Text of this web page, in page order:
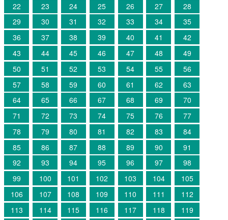
22
23 24 25 26 27
28
29
30 31 32 33 34
35
36
37 38 39 40 41
42
43
44 45 46 47 48
49
50
51 52 53 54 55
56
57
58 59 60 61 62
63
64
65 66 67 68 69
70
71
72 73 74 75 76
77
78
79 80 81 82 83
84
85
86 87 88 89 90
91
92
93 94 95 96 97
98
99
100 101 102 103 104
105
106
107 108 109 110 111
112
113
114 115 116 117 118 119